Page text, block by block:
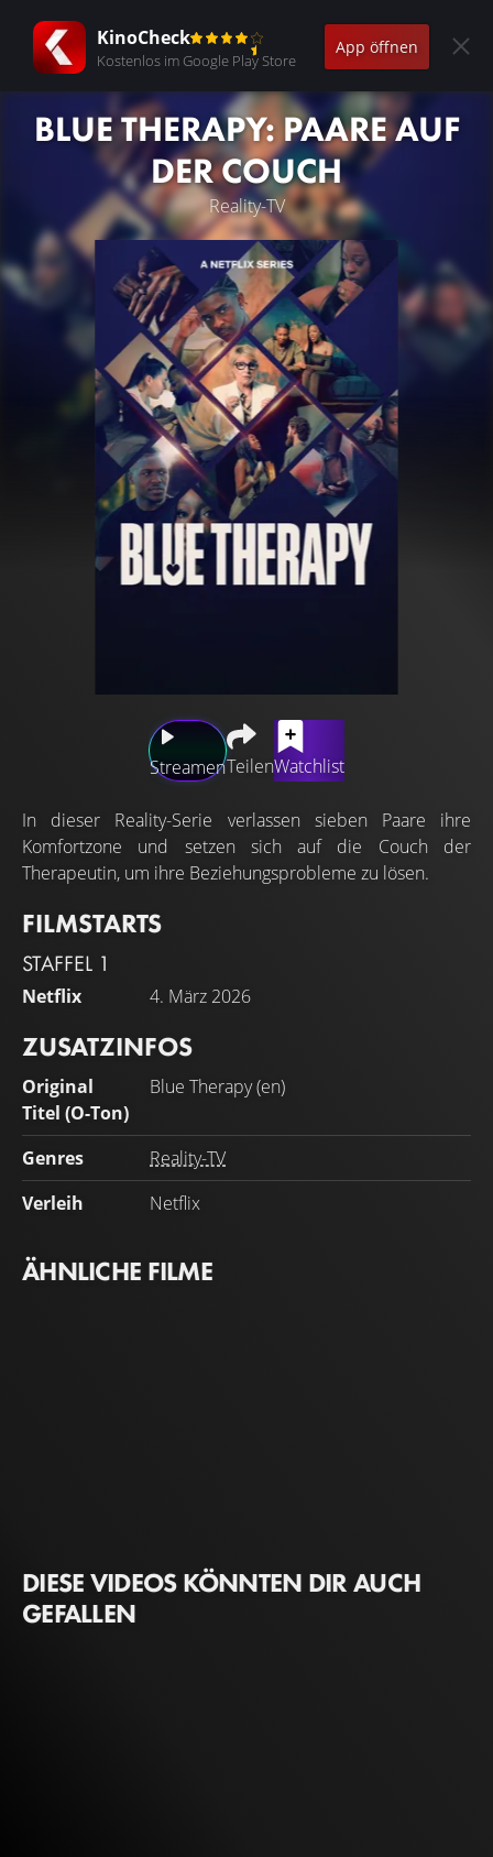
KinoCheck
Kostenlos im Google Play Store
App öffnen
BLUE THERAPY: PAARE AUF
DER COUCH
Reality-TV
StreamenTeilenWatchlist
In dieser Reality-Serie verlassen sieben Paare ihre
Komfortzone und setzen sich auf die Couch der
Therapeutin, um ihre Beziehungsprobleme zu lösen.
FILMSTARTS
STAFFEL 1
Netflix 4. März 2026
ZUSATZINFOS
Original
Titel (O-Ton)
Blue Therapy (en)
Genres
Reality-TV
Verleih
Netflix
ÄHNLICHE FILME
DIESE VIDEOS KÖNNTEN DIR AUCH
GEFALLEN